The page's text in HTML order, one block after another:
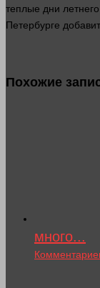
теплые дни
Петербурге
Похожие
много...